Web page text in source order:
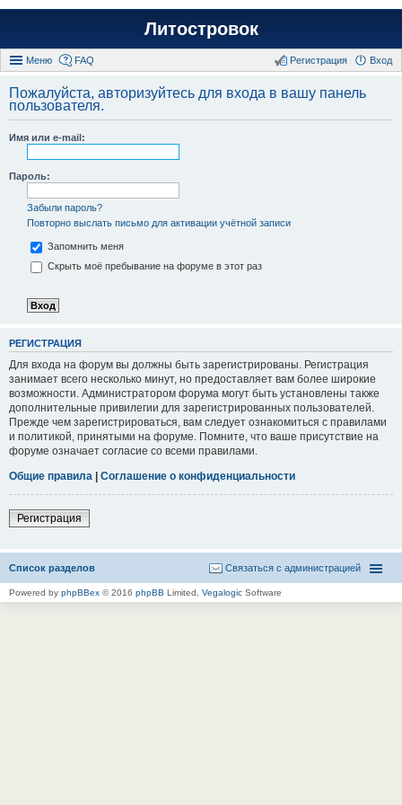
Литостровок
Меню FAQ Вход
Регистрация
Пожалуйста, авторизуйтесь для входа в вашу панель
пользователя.
Имя или e-mail:
Пароль:
Забыли пароль?
Повторно выслать письмо для активации учётной записи
Запомнить меня
Скрыть моё пребывание на форуме в этот раз
РЕГИСТРАЦИЯ
Для входа на форум вы должны быть зарегистрированы. Регистрация
занимает всего несколько минут, но предоставляет вам более широкие
возможности. Администратором форума могут быть установлены также
дополнительные привилегии для зарегистрированных пользователей.
Прежде чем зарегистрироваться, вам следует ознакомиться с правилами
и политикой, принятыми на форуме. Помните, что ваше присутствие на
форуме означает согласие со всеми правилами.
Общие правила | Соглашение о конфиденциальности
Регистрация
Список разделов Связаться с администрацией
Powered by phpBBex © 2016 phpBB Limited, Vegalogic Software